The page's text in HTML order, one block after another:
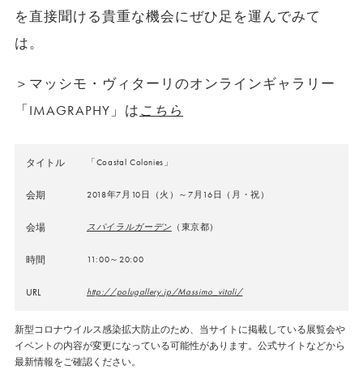
を直接聞ける貴重な機会にぜひ足を運んでみて
は。
＞マッシモ・ヴィターリのオンラインギャラリー
「IMAGRAPHY」はこちら
タイトル 「Coastal Colonies」
会期 2018年7月10日（火）～7月16日（月・祝）
会場 スパイラルガーデン （東京都）
時間 11:00～20:00
URL http://polugallery.jp/Massimo_vitali/
新型コロナウイルス感染拡大防止のため、当サイトに掲載している展覧会や
イベントの内容が変更になっている可能性があります。公式サイトなどから
最新情報をご確認ください。